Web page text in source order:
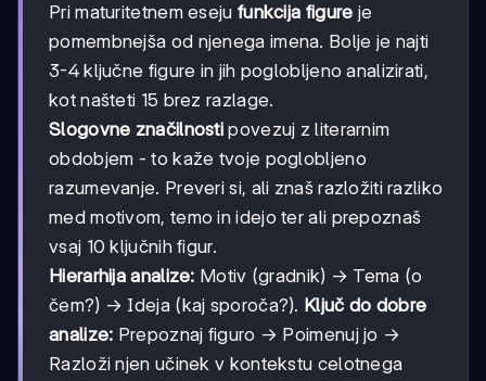
Pri maturitetnem eseju funkcija figure je
pomembnejša od njenega imena. Bolje je najti
3-4 ključne figure in jih poglobljeno analizirati,
kot našteti 15 brez razlage.
Slogovne značilnosti povezuj z literarnim
obdobjem - to kaže tvoje poglobljeno
razumevanje. Preveri si, ali znaš razložiti razliko
med motivom, temo in idejo ter ali prepoznaš
vsaj 10 ključnih figur.
Hierarhija analize: Motiv (gradnik) → Tema (o
čem?) → Ideja (kaj sporoča?). Ključ do dobre
analize: Prepoznaj figuro → Poimenuj jo →
Razloži njen učinek v kontekstu celotnega